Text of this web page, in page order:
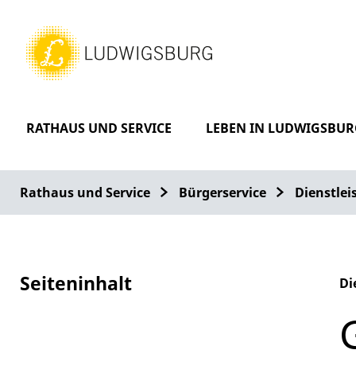
RATHAUS UND SERVICE LEBEN IN
Rathaus und Service Bürgerservice
Seiteninhalt